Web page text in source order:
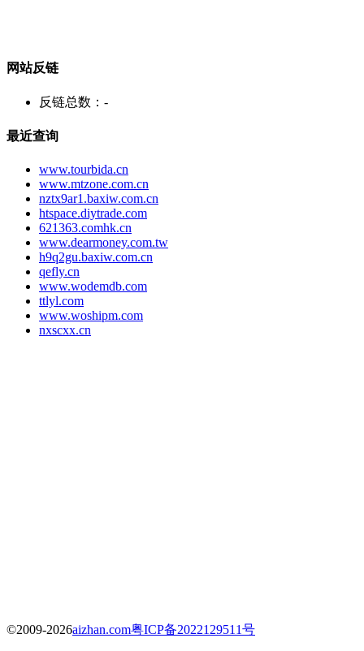
网站反链
反链总数： -
最近查询
www.tourbida.cn
www.mtzone.com.cn
nztx9ar1.baxiw.com.cn
htspace.diytrade.com
621363.comhk.cn
www.dearmoney.com.tw
h9q2gu.baxiw.com.cn
qefly.cn
www.wodemdb.com
ttlyl.com
www.woshipm.com
nxscxx.cn
©2009-2026aizhan.com粤ICP备2022129511号